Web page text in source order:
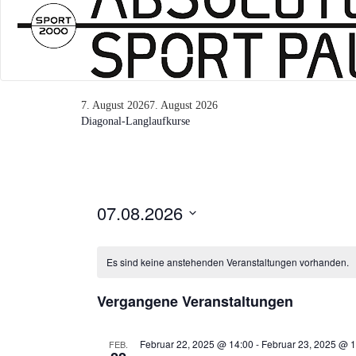
7. August 20267. August 2026
Diagonal-Langlaufkurse
07.08.2026
Es sind keine anstehenden Veranstaltungen vorhanden.
Vergangene Veranstaltungen
FEB. Februar 22, 2025 @ 14:00 - Februar 23, 2025 @